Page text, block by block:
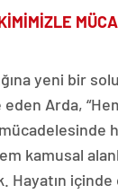
yeni bir
eden Arda,
kamusal
Hayatın içinde